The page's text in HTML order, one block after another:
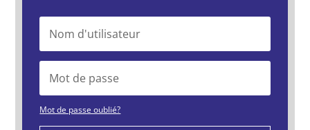
Mot de passe oublié?